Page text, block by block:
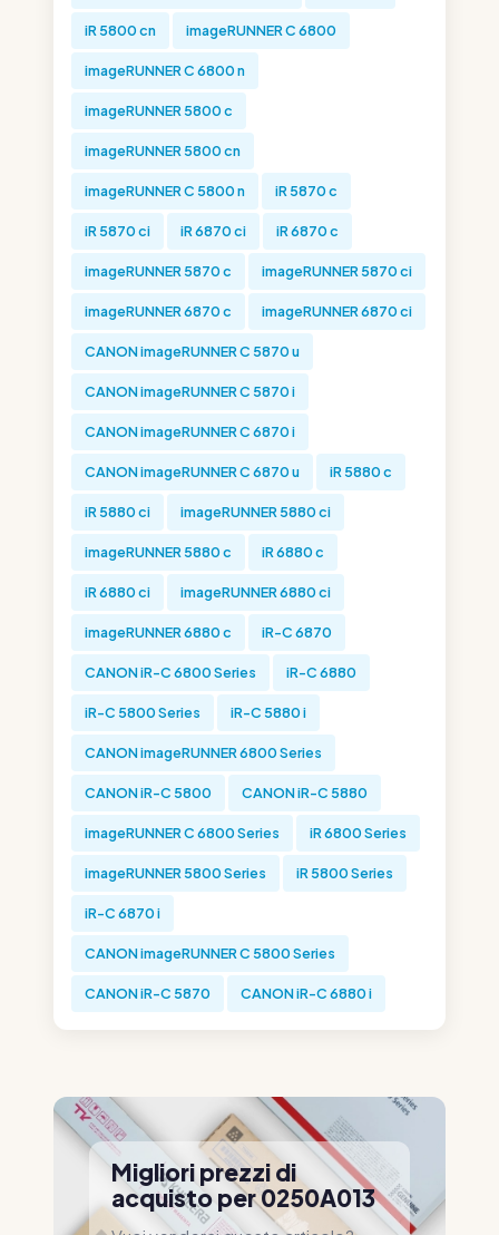
iR 5800 cn imageRUNNER C 6800
imageRUNNER C 6800 n
imageRUNNER 5800 c
imageRUNNER 5800 cn
imageRUNNER C 5800 n iR 5870 c
iR 5870 ci iR 6870 ci iR 6870 c
imageRUNNER 5870 c imageRUNNER 5870 ci
imageRUNNER 6870 c imageRUNNER 6870 ci
CANON imageRUNNER C 5870 u
CANON imageRUNNER C 5870 i
CANON imageRUNNER C 6870 i
CANON imageRUNNER C 6870 u iR 5880 c
iR 5880 ci imageRUNNER 5880 ci
imageRUNNER 5880 c iR 6880 c
iR 6880 ci imageRUNNER 6880 ci
imageRUNNER 6880 c iR-C 6870
CANON iR-C 6800 Series iR-C 6880
iR-C 5800 Series iR-C 5880 i
CANON imageRUNNER 6800 Series
CANON iR-C 5800 CANON iR-C 5880
imageRUNNER C 6800 Series iR 6800 Series
imageRUNNER 5800 Series iR 5800 Series
iR-C 6870 i
CANON imageRUNNER C 5800 Series
CANON iR-C 5870 CANON iR-C 6880 i
Migliori prezzi di
acquisto per 0250A013